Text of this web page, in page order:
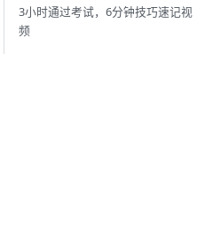
3小时通过考试，6分钟技巧速记视
频